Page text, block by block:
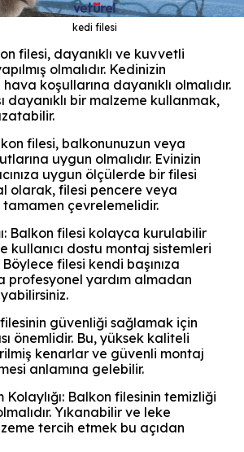
kedi filesi
filesi, dayanıklı ve kuvvetli
olmalıdır. Kedinizin
koşullarına dayanıklı olmalıdır.
dayanıklı bir malzeme kullanmak,
filesi, balkonunuzun veya
uygun olmalıdır. Evinizin
uygun ölçülerde bir filesi
olarak, filesi pencere veya
tamamen çevrelemelidir.
Balkon filesi kolayca kurulabilir
kullanıcı dostu montaj sistemleri
filesi kendi başınıza
profesyonel yardım almadan
güvenliği sağlamak için
önemlidir. Bu, yüksek kaliteli
kenarlar ve güvenli montaj
anlamına gelebilir.
Kolaylığı: Balkon filesinin temizliği
Yıkanabilir ve leke
tercih etmek bu açıdan